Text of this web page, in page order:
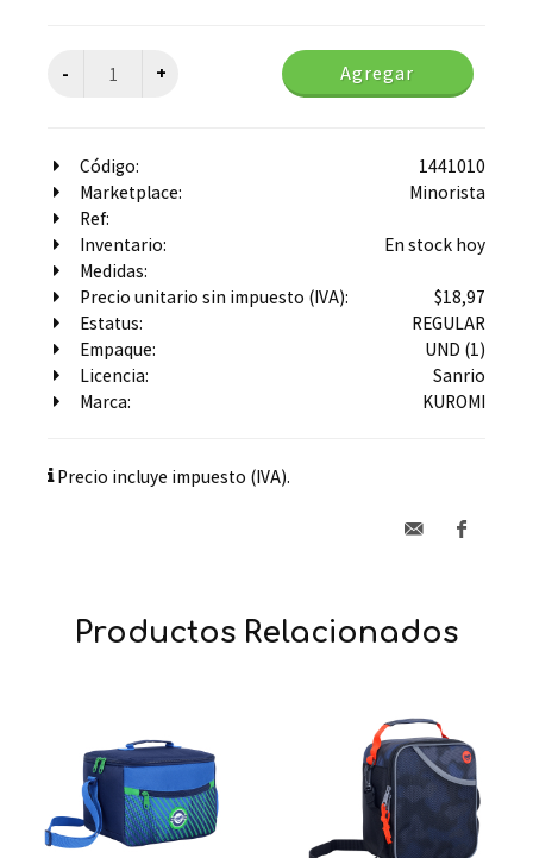
Agregar
Código:
1441010
Marketplace:
Minorista
Ref:
Inventario:
En stock hoy
Medidas:
Precio unitario sin impuesto (IVA):
$18,97
Estatus:
REGULAR
Empaque:
UND (1)
Licencia:
Sanrio
Marca:
KUROMI
Precio incluye impuesto (IVA).
Productos Relacionados